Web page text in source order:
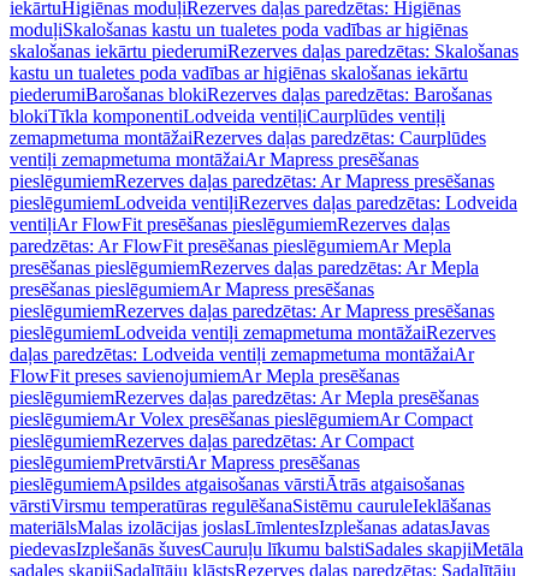
iekārtuHigiēnas moduļiRezerves daļas paredzētas: Higiēnas
moduļiSkalošanas kastu un tualetes poda vadības ar higiēnas
skalošanas iekārtu piederumiRezerves daļas paredzētas: Skalošanas
kastu un tualetes poda vadības ar higiēnas skalošanas iekārtu
piederumiBarošanas blokiRezerves daļas paredzētas: Barošanas
blokiTīkla komponentiLodveida ventiļiCaurplūdes ventiļi
zemapmetuma montāžaiRezerves daļas paredzētas: Caurplūdes
ventiļi zemapmetuma montāžaiAr Mapress presēšanas
pieslēgumiemRezerves daļas paredzētas: Ar Mapress presēšanas
pieslēgumiemLodveida ventiļiRezerves daļas paredzētas: Lodveida
ventiļiAr FlowFit presēšanas pieslēgumiemRezerves daļas
paredzētas: Ar FlowFit presēšanas pieslēgumiemAr Mepla
presēšanas pieslēgumiemRezerves daļas paredzētas: Ar Mepla
presēšanas pieslēgumiemAr Mapress presēšanas
pieslēgumiemRezerves daļas paredzētas: Ar Mapress presēšanas
pieslēgumiemLodveida ventiļi zemapmetuma montāžaiRezerves
daļas paredzētas: Lodveida ventiļi zemapmetuma montāžaiAr
FlowFit preses savienojumiemAr Mepla presēšanas
pieslēgumiemRezerves daļas paredzētas: Ar Mepla presēšanas
pieslēgumiemAr Volex presēšanas pieslēgumiemAr Compact
pieslēgumiemRezerves daļas paredzētas: Ar Compact
pieslēgumiemPretvārstiAr Mapress presēšanas
pieslēgumiemApsildes atgaisošanas vārstiĀtrās atgaisošanas
vārstiVirsmu temperatūras regulēšanaSistēmu cauruleIeklāšanas
materiālsMalas izolācijas joslasLīmlentesIzplešanas adatasJavas
piedevasIzplešanās šuvesCauruļu līkumu balstiSadales skapjiMetāla
sadales skapjiSadalītāju klāstsRezerves daļas paredzētas: Sadalītāju